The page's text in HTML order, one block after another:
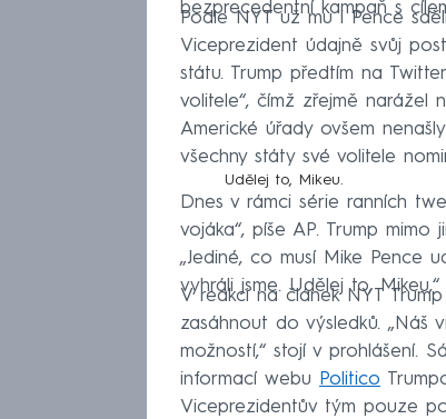
bezprecedentní kampaň s
Podle NYT už mu i Pence
Viceprezident údajně svůj
státu. Trump předtím na
volitele“, čímž zřejmě narážel
Americké úřady ovšem
všechny státy své volitele
Udělej to, Mikeu.
Dnes v rámci série ranních
vojáka“, píše AP. Trump
„Jediné, co musí Mike Pence
vyhráli jsme. Udělej to,
V reakci na článek NYT
zasáhnout do výsledků. „Náš
možností,“ stojí v prohlášení.
informací webu
Politico
Viceprezidentův tým pouze